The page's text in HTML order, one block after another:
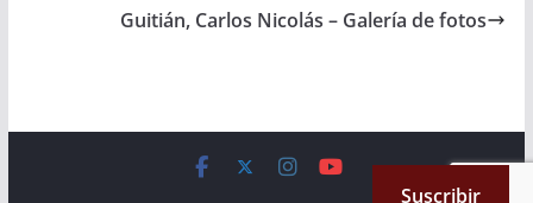
Guitián, Carlos Nicolás – Galería de fotos
. All rights reserved.
Suscribir